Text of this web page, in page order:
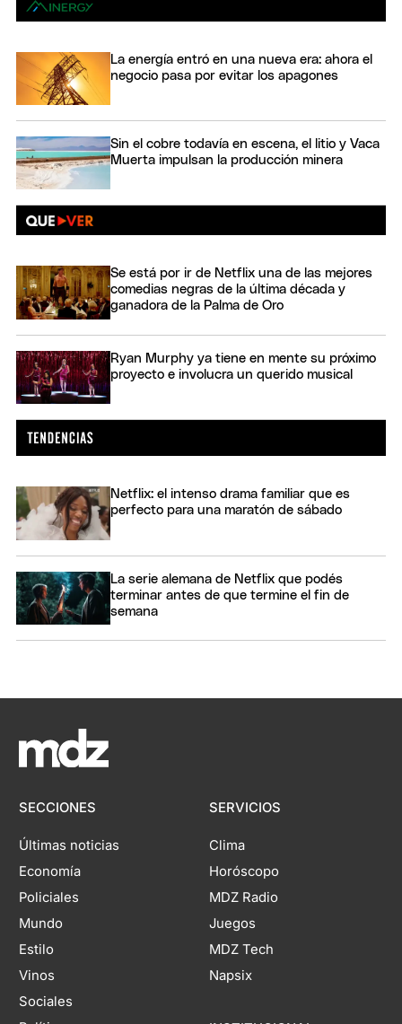
La energía entró en una nueva era: ahora el
negocio pasa por evitar los apagones
Sin el cobre todavía en escena, el litio y Vaca
Muerta impulsan la producción minera
Se está por ir de Netflix una de las mejores
comedias negras de la última década y
ganadora de la Palma de Oro
Ryan Murphy ya tiene en mente su próximo
proyecto e involucra un querido musical
Netflix: el intenso drama familiar que es
perfecto para una maratón de sábado
La serie alemana de Netflix que podés
terminar antes de que termine el fin de
semana
SECCIONES
Últimas noticias
Economía
Policiales
Mundo
Estilo
Vinos
Sociales
SERVICIOS
Clima
Horóscopo
MDZ Radio
Juegos
MDZ Tech
Napsix